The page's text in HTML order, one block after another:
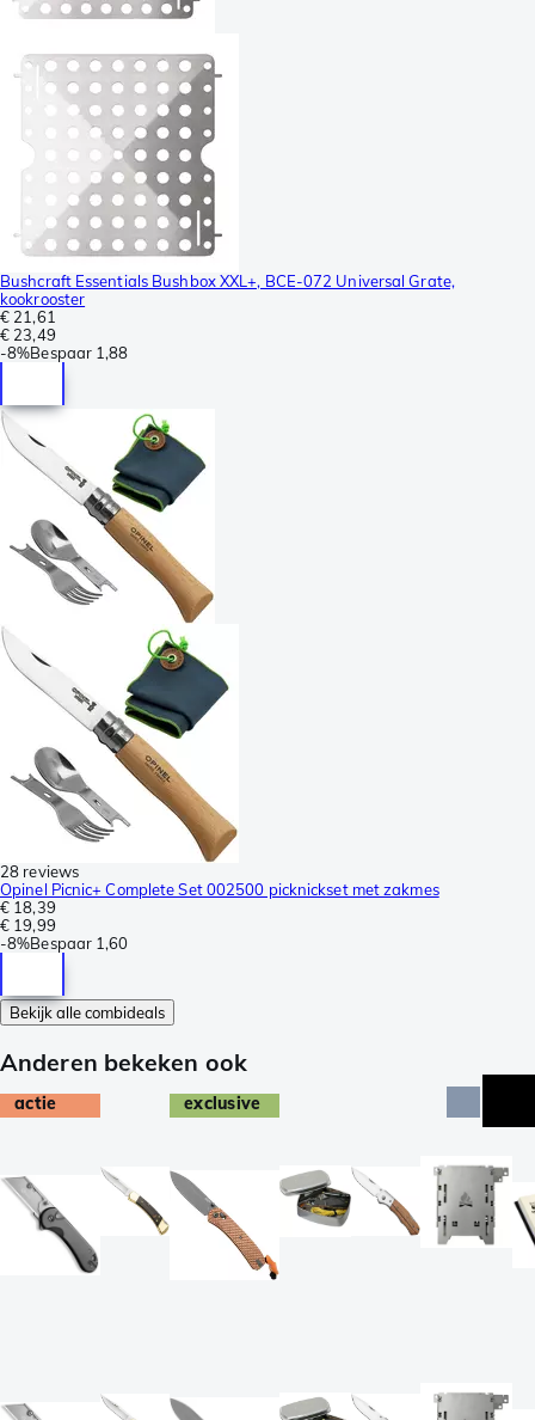
Bushcraft Essentials Bushbox XXL+, BCE-072 Universal Grate,
kookrooster
€ 21,61
€ 23,49
-8%Bespaar 1,88
28 reviews
Opinel Picnic+ Complete Set 002500 picknickset met zakmes
€ 18,39
€ 19,99
-8%Bespaar 1,60
Bekijk alle combideals
Anderen bekeken ook
actie exclusive